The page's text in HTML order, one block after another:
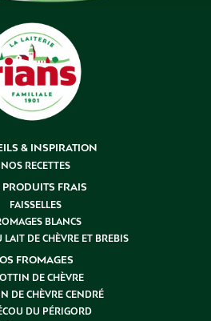
& INSPIRATION
NOS RECETTES
FRAIS
FAISSELLES
BLANCS
LAIT DE CHÈVRE ET BREBIS
FROMAGES
DE CHÈVRE
DE CHÈVRE CENDRÉ
DU PÉRIGORD